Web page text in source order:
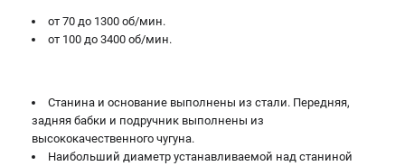
от 70 до 1300 об/мин.
от 100 до 3400 об/мин.
Станина и основание выполнены из стали. Передняя,
задняя бабки и подручник выполнены из
высококачественного чугуна.
Наибольший диаметр устанавливаемой над станиной